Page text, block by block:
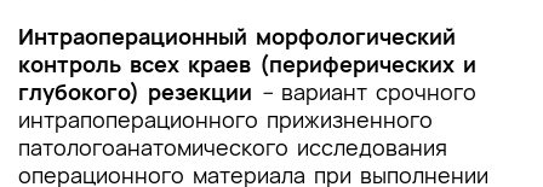
Интраоперационный морфологический
контроль всех краев (периферических и
глубокого) резекции – вариант срочного
интрапоперационного прижизненного
патологоанатомического исследования
операционного материала при выполнении